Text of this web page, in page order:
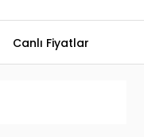
Canlı Fiyatlar